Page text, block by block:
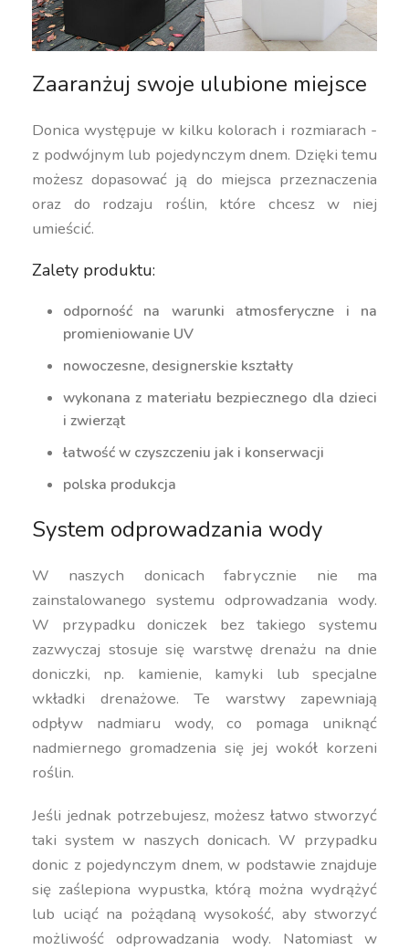
Zaaranżuj swoje ulubione miejsce
Donica występuje w kilku kolorach i rozmiarach -
z podwójnym lub pojedynczym dnem. Dzięki temu
możesz dopasować ją do miejsca przeznaczenia
oraz do rodzaju roślin, które chcesz w niej
umieścić.
Zalety produktu:
odporność na warunki atmosferyczne i na
promieniowanie UV
nowoczesne, designerskie kształty
wykonana z materiału bezpiecznego dla dzieci
i zwierząt
łatwość w czyszczeniu jak i konserwacji
polska produkcja
System odprowadzania wody
W naszych donicach fabrycznie nie ma
zainstalowanego systemu odprowadzania wody.
W przypadku doniczek bez takiego systemu
zazwyczaj stosuje się warstwę drenażu na dnie
doniczki, np. kamienie, kamyki lub specjalne
wkładki drenażowe. Te warstwy zapewniają
odpływ nadmiaru wody, co pomaga uniknąć
nadmiernego gromadzenia się jej wokół korzeni
roślin.
Jeśli jednak potrzebujesz, możesz łatwo stworzyć
taki system w naszych donicach. W przypadku
donic z pojedynczym dnem, w podstawie znajduje
się zaślepiona wypustka, którą można wydrążyć
lub uciąć na pożądaną wysokość, aby stworzyć
możliwość odprowadzania wody. Natomiast w